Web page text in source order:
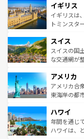
いる。シャ
香り高いラ
らに、パリ
れる地方に
を参照して
顔を持つこ
ルリンの文
してライン
は、お酒好きな
ドイツ情報
イギリス
イギリスは
トミンスタ
リアごとに
ティー、ビ
戦など、本
ンツ一覧を
スイス
スイスの国
な交通網が
の建物がそ
博物館もあ
ことができ
ば市内交通費
着のスイス
アメリカ
アメリカ合
東海岸の都
のような巨
ンメントが
西部には大
ハワイ
年間を通じ
ハワイは、